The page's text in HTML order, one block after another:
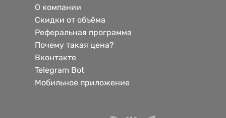
О компании
Скидки от объёма
Реферальная программа
Почему такая цена?
Вконтакте
Telegram Bot
Мобильное приложение